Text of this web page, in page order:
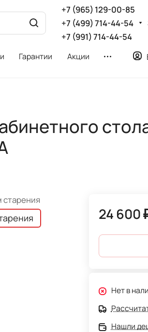
+7 (965) 129-00-85
+7 (499) 714-44-54
+7 (991) 714-44-54
Гарантии Акции
24 600
Нет в
Нашли